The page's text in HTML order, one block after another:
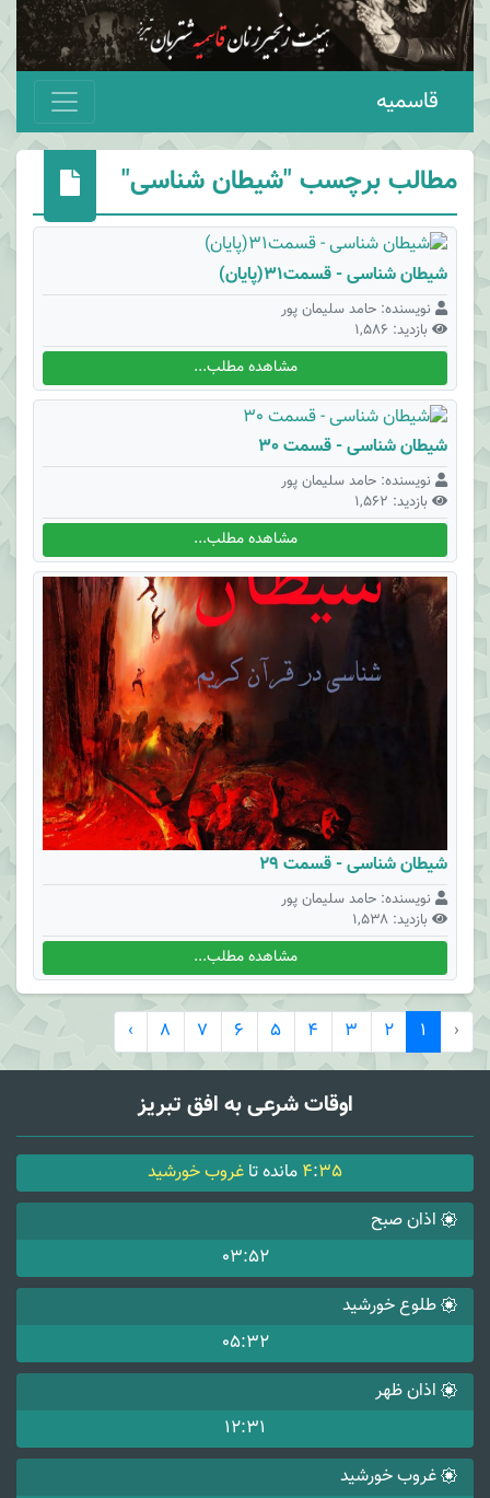
قاسمیه
مطالب برچسب "شیطان شناسی"
شیطان شناسی - قسمت31(پایان)
نویسنده: حامد سلیمان پور
بازدید: 1,586
مشاهده مطلب...
شیطان شناسی - قسمت 30
نویسنده: حامد سلیمان پور
بازدید: 1,562
مشاهده مطلب...
شیطان شناسی - قسمت 29
نویسنده: حامد سلیمان پور
بازدید: 1,538
مشاهده مطلب...
‹
1
2
3
4
5
6
7
8
›
اوقات شرعی به افق تبریز
4:35 مانده تا غروب خورشید
اذان صبح
03:52
طلوع خورشید
05:32
اذان ظهر
12:31
غروب خورشید